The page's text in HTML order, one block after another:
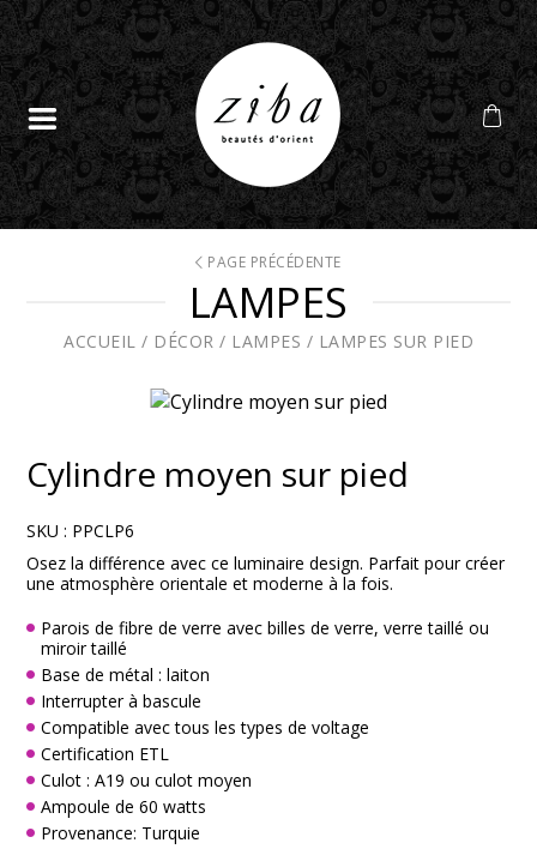
PAGE PRÉCÉDENTE
LAMPES
ACCUEIL / DÉCOR / LAMPES / LAMPES SUR PIED
Cylindre moyen sur pied
SKU : PPCLP6
Osez la différence avec ce luminaire design. Parfait pour créer
une atmosphère orientale et moderne à la fois.
Parois de fibre de verre avec billes de verre, verre taillé ou
miroir taillé
Base de métal : laiton
Interrupter à bascule
Compatible avec tous les types de voltage
Certification ETL
Culot : A19 ou culot moyen
Ampoule de 60 watts
Provenance: Turquie